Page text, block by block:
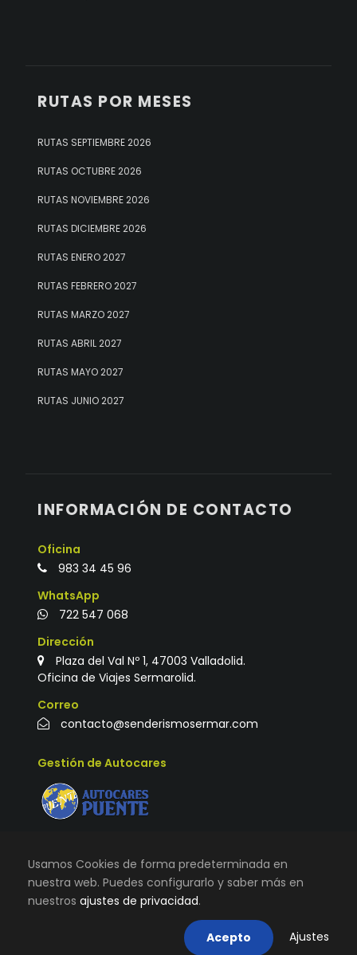
RUTAS POR MESES
RUTAS SEPTIEMBRE 2026
RUTAS OCTUBRE 2026
RUTAS NOVIEMBRE 2026
RUTAS DICIEMBRE 2026
RUTAS ENERO 2027
RUTAS FEBRERO 2027
RUTAS MARZO 2027
RUTAS ABRIL 2027
RUTAS MAYO 2027
RUTAS JUNIO 2027
INFORMACIÓN DE CONTACTO
Oficina
983 34 45 96
WhatsApp
722 547 068
Dirección
Plaza del Val Nº 1, 47003 Valladolid.
Oficina de Viajes Sermarolid.
Correo
contacto@senderismosermar.com
Gestión de Autocares
AVISO LEGAL, TÉRMINOS Y CONDICIONES DE
POLÍTICA DE COOKIES CONTACTO
Usamos Cookies de forma predeterminada en
nuestra web. Puedes configurarlo y saber más en
nuestros ajustes de privacidad.
Acepto Ajustes